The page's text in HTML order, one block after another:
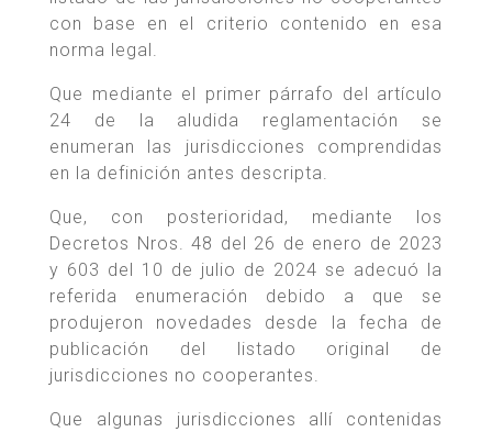
con base en el criterio contenido en esa
norma legal.
Que mediante el primer párrafo del artículo
24 de la aludida reglamentación se
enumeran las jurisdicciones comprendidas
en la definición antes descripta.
Que, con posterioridad, mediante los
Decretos Nros. 48 del 26 de enero de 2023
y 603 del 10 de julio de 2024 se adecuó la
referida enumeración debido a que se
produjeron novedades desde la fecha de
publicación del listado original de
jurisdicciones no cooperantes.
Que algunas jurisdicciones allí contenidas